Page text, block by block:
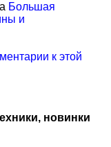
Большая
и
к этой
новинки